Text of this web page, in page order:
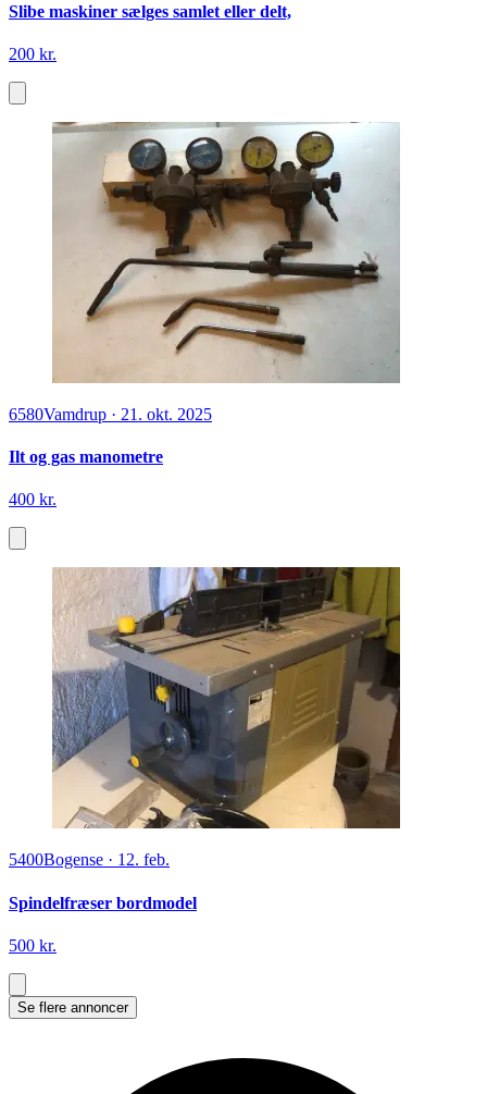
Slibe maskiner sælges samlet eller delt,
200 kr.
6580Vamdrup · 21. okt. 2025
Ilt og gas manometre
400 kr.
5400Bogense · 12. feb.
Spindelfræser bordmodel
500 kr.
Se flere annoncer